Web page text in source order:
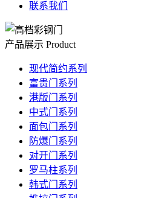
联系我们
产品展示 Product
现代简约系列
富贵门系列
港版门系列
中式门系列
面包门系列
防爆门系列
对开门系列
罗马柱系列
韩式门系列